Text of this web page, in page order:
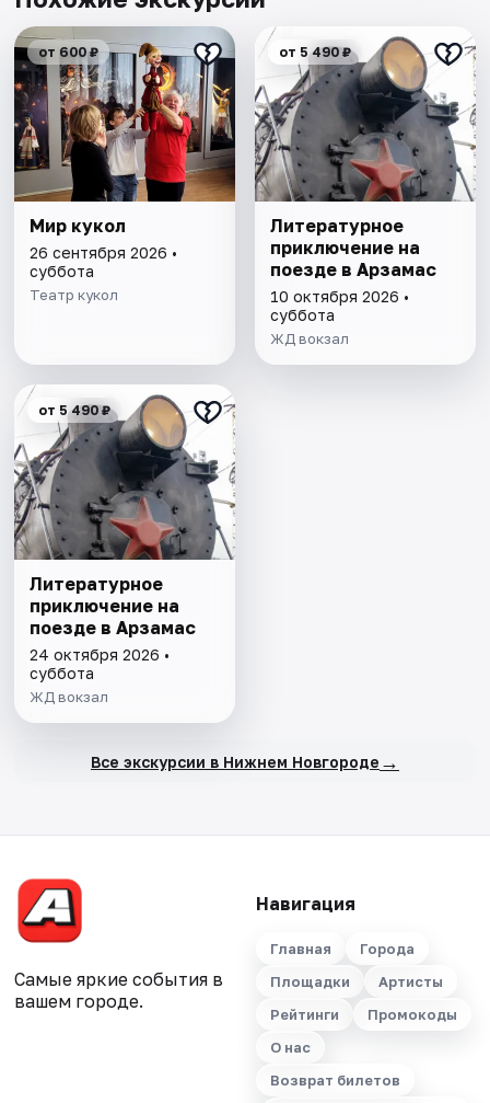
от 600 ₽
Мир кукол
26 сентября 2026 •
суббота
Театр кукол
от 5 490 ₽
Литературное
приключение на
поезде в Арзамас
10 октября 2026 •
суббота
ЖД вокзал
от 5 490 ₽
Литературное
приключение на
поезде в Арзамас
24 октября 2026 •
суббота
ЖД вокзал
Все экскурсии в Нижнем Новгороде →
Самые яркие события в
вашем городе.
Навигация
Главная
Города
Площадки
Артисты
Рейтинги
Промокоды
О нас
Возврат билетов